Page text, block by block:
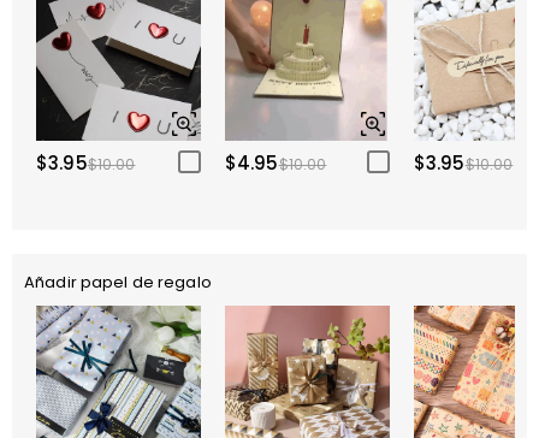
$3.95$10.00 $4.95$10.00 $3.95$10.00
Añadir papel de regalo